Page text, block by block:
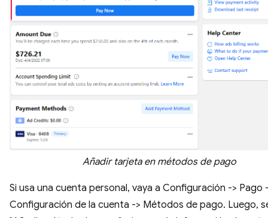
Añadir tarjeta en métodos de pago
Si usa una cuenta personal, vaya a Configuración -> Pago
Configuración de la cuenta -> Métodos de pago. Luego,